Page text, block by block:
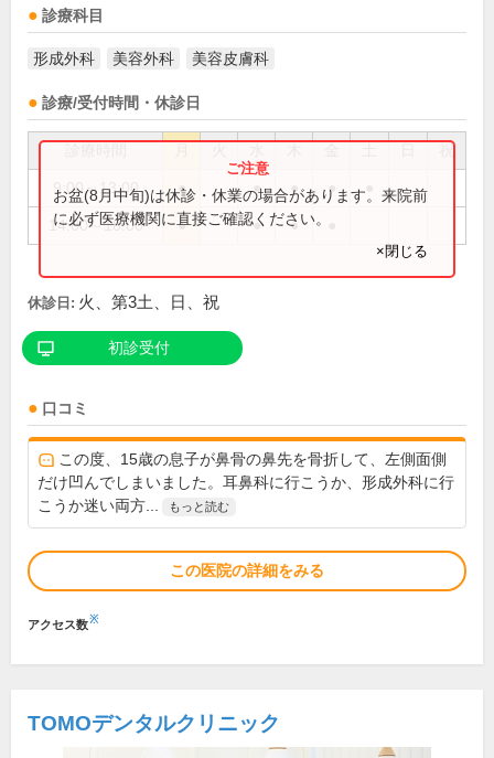
診療科目
形成外科 美容外科 美容皮膚科
診療/受付時間・休診日
祝
9:00～13:00 ● ● ● ●
14:00～18:00 ● ● ●
お盆(8月中旬)は休診・休業の場合があります。来院前
に必ず医療機関に直接ご確認ください。
×閉じる
休診日: 火、第3土、日、祝
初診受付
口コミ
この度、15歳の息子が鼻骨の鼻先を骨折して、左側面側
だけ凹んでしまいました。耳鼻科に行こうか、形成外科に行
こうか迷い両方...
もっと読む
この医院の詳細をみる
アクセス数※
TOMOデンタルクリニック